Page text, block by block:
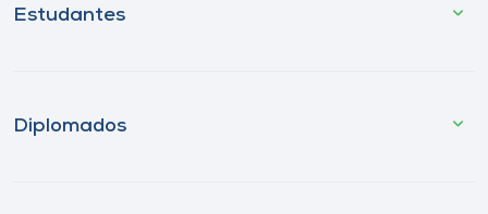
Estudantes
Diplomados